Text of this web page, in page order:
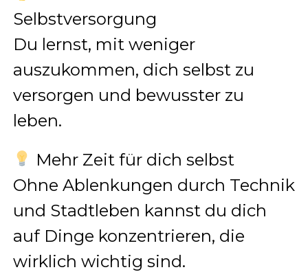
Selbstversorgung
Du lernst, mit weniger
auszukommen, dich selbst zu
versorgen und bewusster zu
leben.
Mehr Zeit für dich selbst
Ohne Ablenkungen durch Technik
und Stadtleben kannst du dich
auf Dinge konzentrieren, die
wirklich wichtig sind.